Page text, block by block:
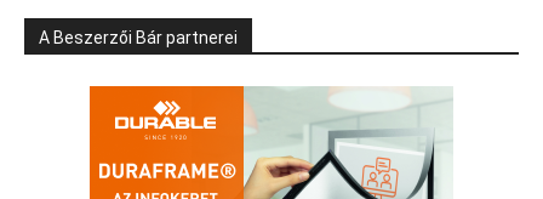
A Beszerzői Bár partnerei